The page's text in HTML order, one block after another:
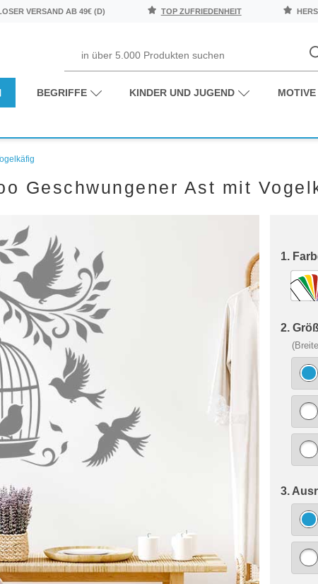
VERSAND AB 49€ (D) TOP ZUFRIEDENHEIT
BEGRIFFE KINDER UND JUGEND MOTIVE
Geschwungener Ast mit
1.
2.
3.